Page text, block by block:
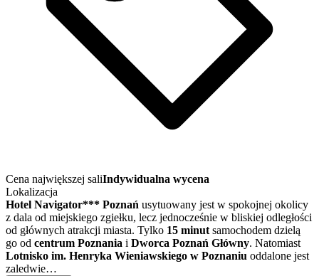
Cena największej saliIndywidualna wycena
Lokalizacja
Hotel Navigator*** Poznań usytuowany jest w spokojnej okolicy
z dala od miejskiego zgiełku, lecz jednocześnie w bliskiej odległości
od głównych atrakcji miasta. Tylko 15 minut samochodem dzielą
go od centrum Poznania i Dworca Poznań Główny. Natomiast
Lotnisko im. Henryka Wieniawskiego w Poznaniu oddalone jest
zaledwie…